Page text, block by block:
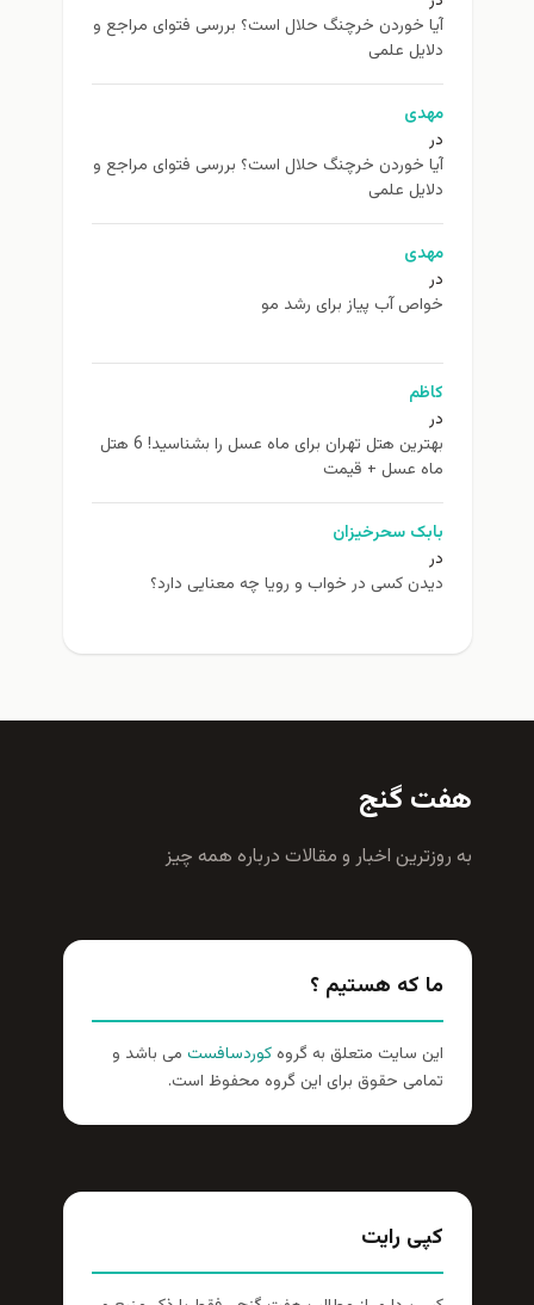
آیا خوردن خرچنگ حلال است؟ بررسی فتوای مراجع و
دلایل علمی
مهدی
در
آیا خوردن خرچنگ حلال است؟ بررسی فتوای مراجع و
دلایل علمی
مهدی
در
خواص آب پیاز برای رشد مو
کاظم
در
بهترین هتل تهران برای ماه عسل را بشناسید! 6 هتل
ماه عسل + قیمت
بابک سحرخیزان
در
دیدن کسی در خواب و رویا چه معنایی دارد؟
هفت گنج
به روزترين اخبار و مقالات درباره همه چيز
ما که هستیم ؟
این سایت متعلق به گروهکوردسافست می باشد و
تمامی حقوق برای این گروه محفوظ است.
کپی رایت